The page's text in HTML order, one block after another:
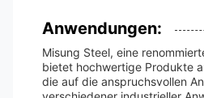
Anwendungen:
Misung Steel, eine
bietet hochwertige Produkte
die auf die anspruchsvollen